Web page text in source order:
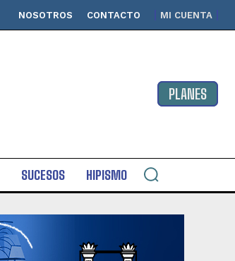
NOSOTROS CONTACTO MI CUENTA
PLANES
SUCESOS HIPISMO